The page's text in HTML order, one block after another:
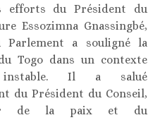
efforts du Président du
Essozimna Gnassingbé,
a souligné la
Togo dans un contexte
instable. Il a salué
du Président du Conseil,
de la paix et du